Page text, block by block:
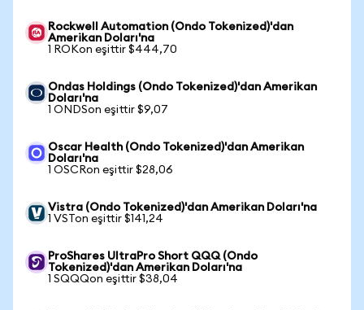
Rockwell Automation (Ondo Tokenized)'dan
Amerikan Doları'na
1 ROKon eşittir $444,70
Ondas Holdings (Ondo Tokenized)'dan Amerikan
Doları'na
1 ONDSon eşittir $9,07
Oscar Health (Ondo Tokenized)'dan Amerikan
Doları'na
1 OSCRon eşittir $28,06
Vistra (Ondo Tokenized)'dan Amerikan Doları'na
1 VSTon eşittir $141,24
ProShares UltraPro Short QQQ (Ondo
Tokenized)'dan Amerikan Doları'na
1 SQQQon eşittir $38,04